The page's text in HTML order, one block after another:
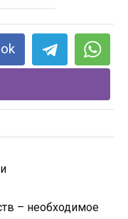
– необходимое